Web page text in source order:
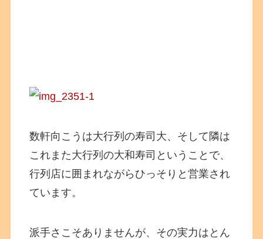
数軒向こうは大行列の寿司大、そして隣は
これまた大行列の大和寿司ということで、
行列店に囲まれながらひっそりと営業され
ています。
派手さこそありませんが、その実力はとん